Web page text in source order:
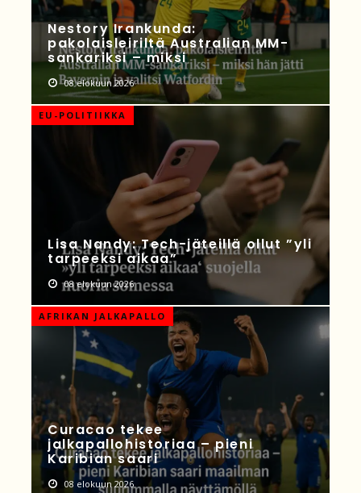
Nestory Irankunda:
pakolaisleiriltä Australian MM-
sankariksi – miksi
08 elokuun 2026
EU-POLITIIKKA
Lisa Nandy: Tech-jäteillä ollut ”yli
tarpeeksi aikaa”
08 elokuun 2026
AFRIKAN JALKAPALLO
Curacao tekee
jalkapallohistoriaa – pieni
Karibian saari
08 elokuun 2026